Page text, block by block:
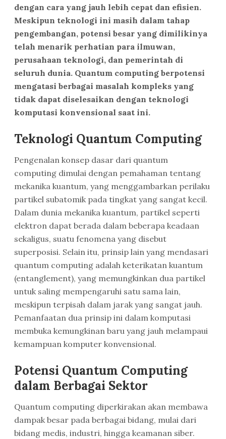
dengan cara yang jauh lebih cepat dan efisien.
Meskipun teknologi ini masih dalam tahap
pengembangan, potensi besar yang dimilikinya
telah menarik perhatian para ilmuwan,
perusahaan teknologi, dan pemerintah di
seluruh dunia. Quantum computing berpotensi
mengatasi berbagai masalah kompleks yang
tidak dapat diselesaikan dengan teknologi
komputasi konvensional saat ini.
Teknologi Quantum Computing
Pengenalan konsep dasar dari quantum
computing dimulai dengan pemahaman tentang
mekanika kuantum, yang menggambarkan perilaku
partikel subatomik pada tingkat yang sangat kecil.
Dalam dunia mekanika kuantum, partikel seperti
elektron dapat berada dalam beberapa keadaan
sekaligus, suatu fenomena yang disebut
superposisi. Selain itu, prinsip lain yang mendasari
quantum computing adalah keterikatan kuantum
(entanglement), yang memungkinkan dua partikel
untuk saling mempengaruhi satu sama lain,
meskipun terpisah dalam jarak yang sangat jauh.
Pemanfaatan dua prinsip ini dalam komputasi
membuka kemungkinan baru yang jauh melampaui
kemampuan komputer konvensional.
Potensi Quantum Computing
dalam Berbagai Sektor
Quantum computing diperkirakan akan membawa
dampak besar pada berbagai bidang, mulai dari
bidang medis, industri, hingga keamanan siber.